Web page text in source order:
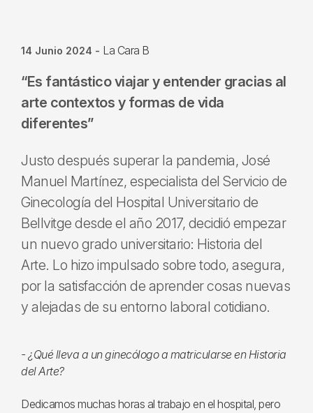
14 Junio 2024 - La Cara B
“Es fantástico viajar y entender gracias al
arte contextos y formas de vida
diferentes”
Justo después superar la pandemia, José
Manuel Martínez, especialista del Servicio de
Ginecología del Hospital Universitario de
Bellvitge desde el año 2017, decidió empezar
un nuevo grado universitario: Historia del
Arte. Lo hizo impulsado sobre todo, asegura,
por la satisfacción de aprender cosas nuevas
y alejadas de su entorno laboral cotidiano.
- ¿Qué lleva a un ginecólogo a matricularse en Historia
del Arte?
Dedicamos muchas horas al trabajo en el hospital, pero